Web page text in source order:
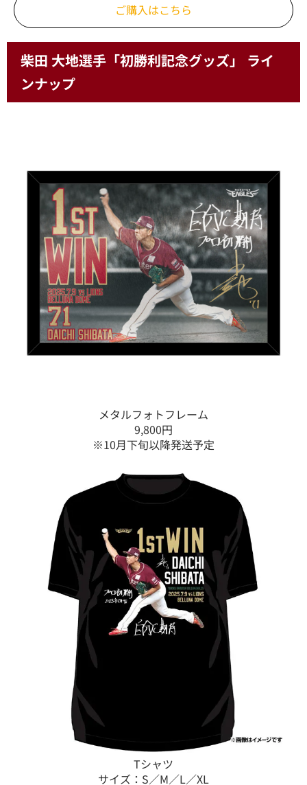
ご購入はこちら
柴田 大地選手「初勝利記念グッズ」 ライ
ンナップ
メタルフォトフレーム
9,800円
※10月下旬以降発送予定
Tシャツ
サイズ：S／M／L／XL